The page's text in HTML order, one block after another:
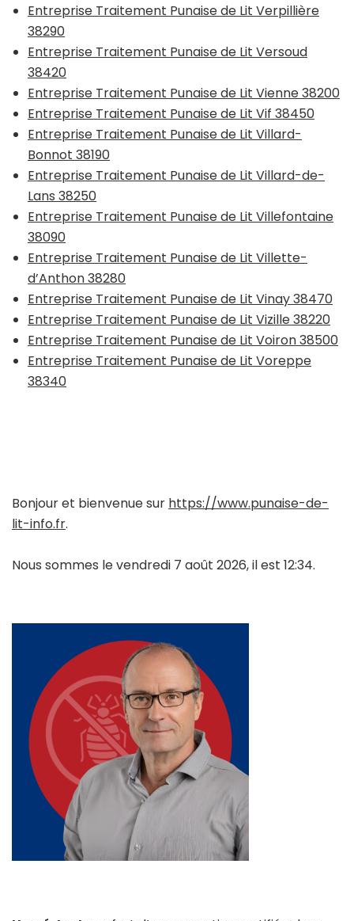
Entreprise Traitement Punaise de Lit Verpillière
38290
Entreprise Traitement Punaise de Lit Versoud
38420
Entreprise Traitement Punaise de Lit Vienne 38200
Entreprise Traitement Punaise de Lit Vif 38450
Entreprise Traitement Punaise de Lit Villard-
Bonnot 38190
Entreprise Traitement Punaise de Lit Villard-de-
Lans 38250
Entreprise Traitement Punaise de Lit Villefontaine
38090
Entreprise Traitement Punaise de Lit Villette-
d’Anthon 38280
Entreprise Traitement Punaise de Lit Vinay 38470
Entreprise Traitement Punaise de Lit Vizille 38220
Entreprise Traitement Punaise de Lit Voiron 38500
Entreprise Traitement Punaise de Lit Voreppe
38340
Bonjour et bienvenue sur https://www.punaise-de-
lit-info.fr.
Nous sommes le vendredi 7 août 2026, il est 12:34.